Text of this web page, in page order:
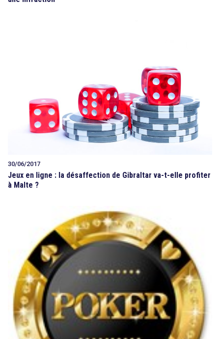
30/06/2017
Jeux en ligne : la désaffection de Gibraltar va-t-elle profiter
à Malte ?